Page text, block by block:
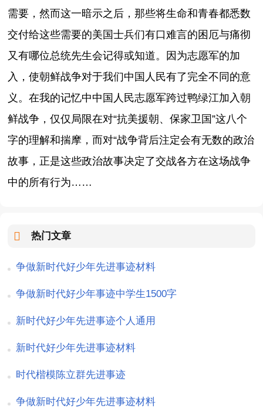
需要，然而这一暗示之后，那些将生命和青春都悉数
交付给这些需要的美国士兵们有口难言的困厄与痛彻
又有哪位总统先生会记得或知道。因为志愿军的加
入，使朝鲜战争对于我们中国人民有了完全不同的意
义。在我的记忆中中国人民志愿军跨过鸭绿江加入朝
鲜战争，仅仅局限在对“抗美援朝、保家卫国”这八个
字的理解和揣摩，而对“战争背后注定会有无数的政治
故事，正是这些政治故事决定了交战各方在这场战争
中的所有行为……
热门文章
争做新时代好少年先进事迹材料
争做新时代好少年事迹中学生1500字
新时代好少年先进事迹个人通用
新时代好少年先进事迹材料
时代楷模陈立群先进事迹
争做新时代好少年先进事迹材料